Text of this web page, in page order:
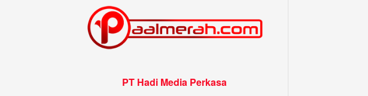
PT Hadi Media Perkasa